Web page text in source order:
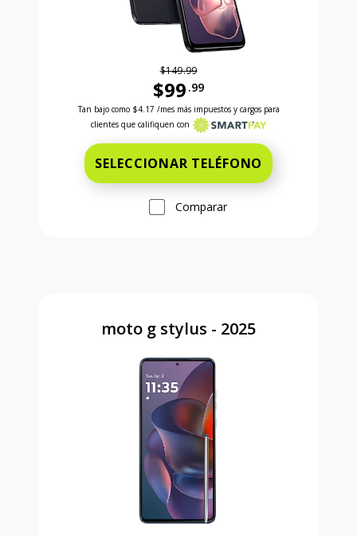
$149.99
$99 .99
Antes el precio era 149 dollars and 99 cents
Tan bajo como $4.17 /mes más impuestos y cargos para
clientes que califiquen con
SELECCIONAR TELÉFONO
Comparar
moto g stylus - 2025